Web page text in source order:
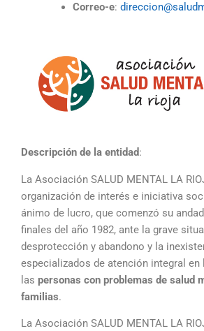
Correo-e:
Descripción de la entidad:
La Asociación SALUD MENTAL LA
organización de interés e iniciativa
ánimo de lucro, que comenzó su
finales del año 1982, ante la grave
desprotección y abandono y la
especializados de atención integral en
las personas con problemas de salud
familias.
La Asociación SALUD MENTAL LA